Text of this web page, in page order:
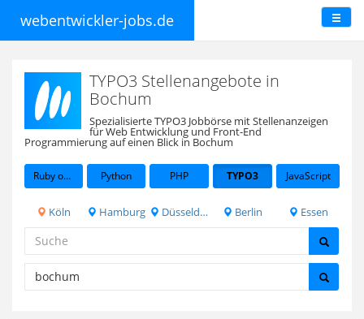
webentwickler-jobs.de
TYPO3 Stellenangebote in
Bochum
Spezialisierte TYPO3 Jobbörse mit Stellenanzeigen
für Web Entwicklung und Front-End
Programmierung auf einen Blick in Bochum
Ruby on Rails Python PHP TYPO3 JavaScript
Köln Hamburg Düsseldorf Berlin Essen